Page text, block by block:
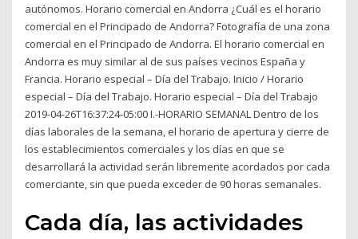
autónomos. Horario comercial en Andorra ¿Cuál es el horario
comercial en el Principado de Andorra? Fotografía de una zona
comercial en el Principado de Andorra. El horario comercial en
Andorra es muy similar al de sus países vecinos España y
Francia. Horario especial – Día del Trabajo. Inicio / Horario
especial – Día del Trabajo. Horario especial – Día del Trabajo
2019-04-26T16:37:24-05:00 I.-HORARIO SEMANAL Dentro de los
días laborales de la semana, el horario de apertura y cierre de
los establecimientos comerciales y los días en que se
desarrollará la actividad serán libremente acordados por cada
comerciante, sin que pueda exceder de 90 horas semanales.
Cada día, las actividades